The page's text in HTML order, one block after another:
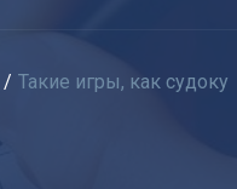
Такие игры, как судоку